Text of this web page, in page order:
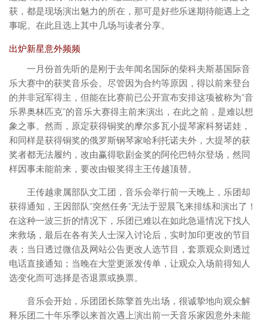
获，都是现场演出魅力的所在，那可是好些乐迷期待能遇上之
事呢。在此且选上其中几场与读者分享。
出炉新星意外频频
一月份首先听的是刚于去年闻名国际的柴科夫斯基国际音
乐大赛中的获奖音乐会。尽管因为合约等原因，得以前来登台
的并非冠军得主，但能在比赛前已公开宣布安排这项被称为“音
乐界奥林匹克”的音乐大赛得主前来演出，在此之前，是难以想
象之事。然而，原定获得铜奖的摩尔多瓦小提琴家科努诺娃，
和同样是获得铜奖的俄罗斯钢琴家哈利托诺夫外，大提琴的获
奖者都无法履约，改由赢得歌剧金奖的阿伦巴特尔登场，然同
样因事未能前来，要改由银奖得主王传越顶替。
王传越隶属部队文工团，音乐会举行前一天晚上，乐团却
获得通知，王因部队“突然任务”无法于翌晨飞来排练和演出了！
在这种一波三折的情况下，乐团已难以在如此急逼情况下找人
来救场，最后在各有关人士深入讨论后，实时加印更改的节目
表；当日透过微信及网站公告更改人选节目，套票观众则透过
电话直接通知；当晚在大堂更派发传单，让观众入场前得知人
选变化而可选择是否退票或换票。
音乐会开始，乐团团长陈擎首先出场，很诚挚地向观众解
释乐团二十年乐季以来首次遇上演出前一天音乐家因意外未能